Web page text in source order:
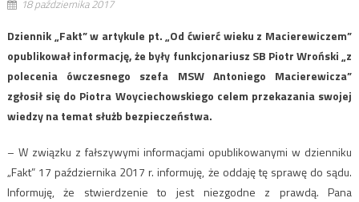
18 października 2017
Dziennik „Fakt” w artykule pt. „Od ćwierć wieku z Macierewiczem”
opublikował informację, że były funkcjonariusz SB Piotr Wroński „z
polecenia ówczesnego szefa MSW Antoniego Macierewicza”
zgłosił się do Piotra Woyciechowskiego celem przekazania swojej
wiedzy na temat służb bezpieczeństwa.
– W związku z fałszywymi informacjami opublikowanymi w dzienniku
„Fakt” 17 października 2017 r. informuję, że oddaję tę sprawę do sądu.
Informuję, że stwierdzenie to jest niezgodne z prawdą. Pana